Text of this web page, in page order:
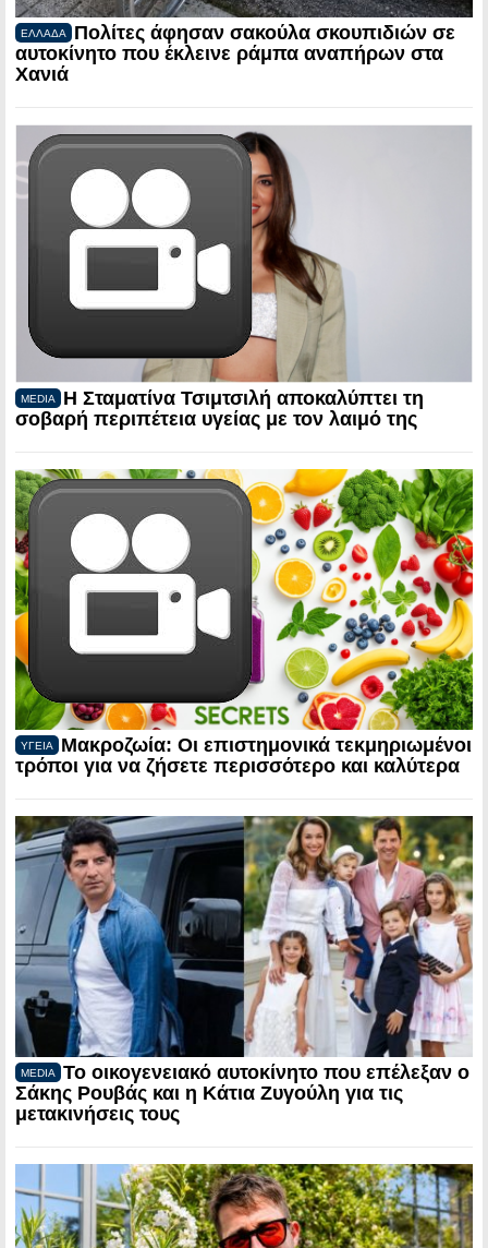
ΕΛΛΑΔΑ
Πολίτες άφησαν σακούλα σκουπιδιών σε
αυτοκίνητο που έκλεινε ράμπα αναπήρων στα
Χανιά
MEDIA
Η Σταματίνα Τσιμτσιλή αποκαλύπτει τη
σοβαρή περιπέτεια υγείας με τον λαιμό της
ΥΓΕΙΑ
Μακροζωία: Οι επιστημονικά τεκμηριωμένοι
τρόποι για να ζήσετε περισσότερο και καλύτερα
MEDIA
Το οικογενειακό αυτοκίνητο που επέλεξαν ο
Σάκης Ρουβάς και η Κάτια Ζυγούλη για τις
μετακινήσεις τους